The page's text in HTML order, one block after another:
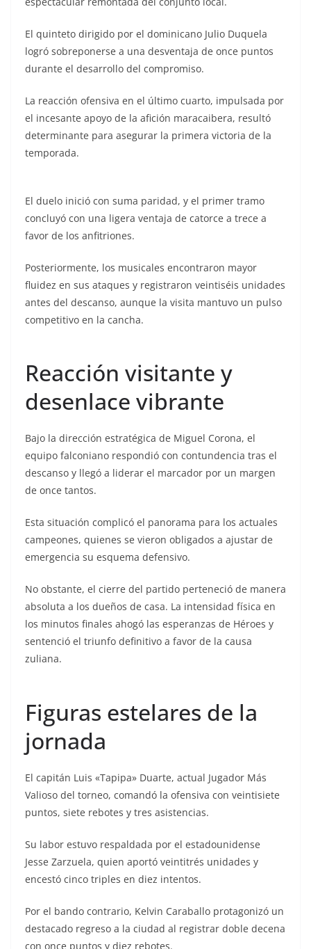
El quinteto dirigido por el dominicano Julio Duquela
logró sobreponerse a una desventaja de once puntos
durante el desarrollo del compromiso.
La reacción ofensiva en el último cuarto, impulsada por
el incesante apoyo de la afición maracaibera, resultó
determinante para asegurar la primera victoria de la
temporada.
El duelo inició con suma paridad, y el primer tramo
concluyó con una ligera ventaja de catorce a trece a
favor de los anfitriones.
Posteriormente, los musicales encontraron mayor
fluidez en sus ataques y registraron veintiséis unidades
antes del descanso, aunque la visita mantuvo un pulso
competitivo en la cancha.
Reacción visitante y
desenlace vibrante
Bajo la dirección estratégica de Miguel Corona, el
equipo falconiano respondió con contundencia tras el
descanso y llegó a liderar el marcador por un margen
de once tantos.
Esta situación complicó el panorama para los actuales
campeones, quienes se vieron obligados a ajustar de
emergencia su esquema defensivo.
No obstante, el cierre del partido perteneció de manera
absoluta a los dueños de casa. La intensidad física en
los minutos finales ahogó las esperanzas de Héroes y
sentenció el triunfo definitivo a favor de la causa
zuliana.
Figuras estelares de la
jornada
El capitán Luis «Tapipa» Duarte, actual Jugador Más
Valioso del torneo, comandó la ofensiva con veintisiete
puntos, siete rebotes y tres asistencias.
Su labor estuvo respaldada por el estadounidense
Jesse Zarzuela, quien aportó veintitrés unidades y
encestó cinco triples en diez intentos.
Por el bando contrario, Kelvin Caraballo protagonizó un
destacado regreso a la ciudad al registrar doble decena
con once puntos y diez rebotes.